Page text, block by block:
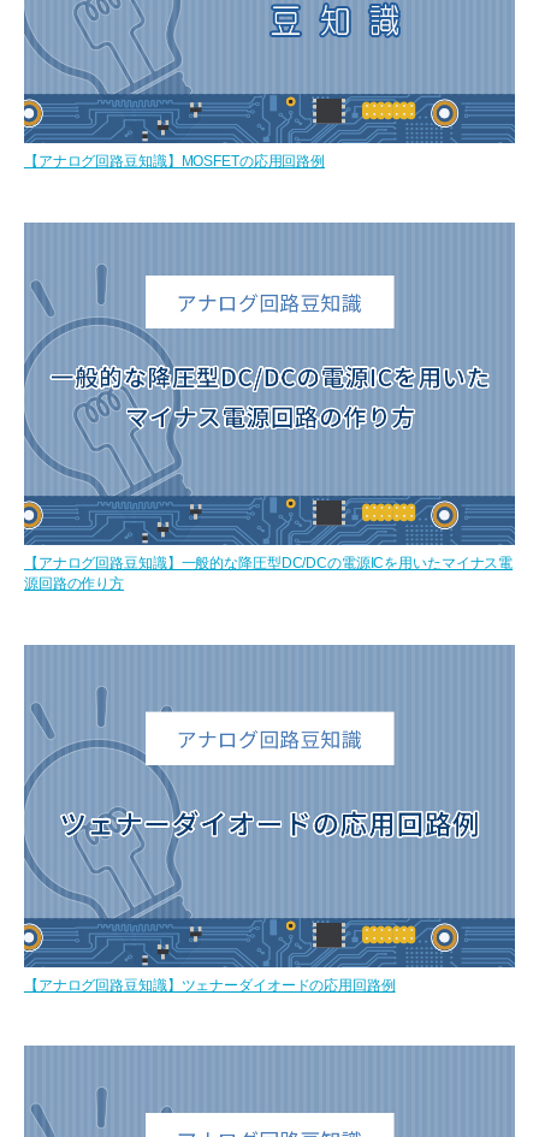
【アナログ回路豆知識】MOSFETの応用回路例
【アナログ回路豆知識】一般的な降圧型DC/DCの電源ICを用いたマイナス電
源回路の作り方
【アナログ回路豆知識】ツェナーダイオードの応用回路例